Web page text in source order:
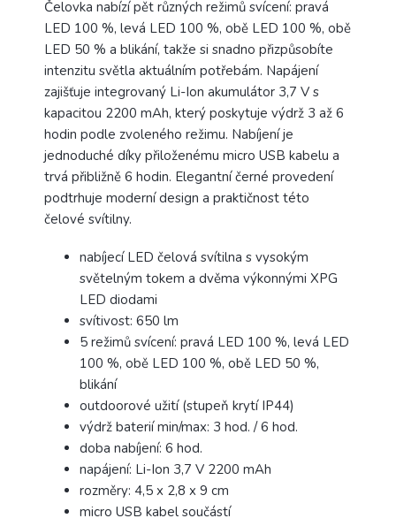
Čelovka nabízí pět různých režimů svícení: pravá
LED 100 %, levá LED 100 %, obě LED 100 %, obě
LED 50 % a blikání, takže si snadno přizpůsobíte
intenzitu světla aktuálním potřebám. Napájení
zajišťuje integrovaný Li-Ion akumulátor 3,7 V s
kapacitou 2200 mAh, který poskytuje výdrž 3 až 6
hodin podle zvoleného režimu. Nabíjení je
jednoduché díky přiloženému micro USB kabelu a
trvá přibližně 6 hodin. Elegantní černé provedení
podtrhuje moderní design a praktičnost této
čelové svítilny.
nabíjecí LED čelová svítilna s vysokým
světelným tokem a dvěma výkonnými XPG
LED diodami
svítivost: 650 lm
5 režimů svícení: pravá LED 100 %, levá LED
100 %, obě LED 100 %, obě LED 50 %,
blikání
outdoorové užití (stupeň krytí IP44)
výdrž baterií min/max: 3 hod. / 6 hod.
doba nabíjení: 6 hod.
napájení: Li-Ion 3,7 V 2200 mAh
rozměry: 4,5 x 2,8 x 9 cm
micro USB kabel součástí